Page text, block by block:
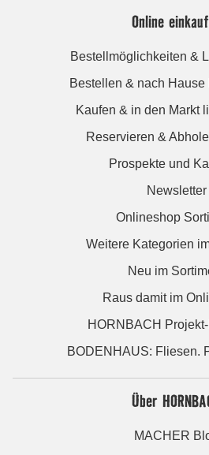
Online
Bestellmöglichkeiten &
Bestellen & nach Hause
Kaufen & in den Markt
Reservieren &
Prospekte und
Newsletter
Onlineshop
Weitere Kategorien
Neu im
Raus damit im
HORNBACH
BODENHAUS: Fliesen.
Über
MACHER